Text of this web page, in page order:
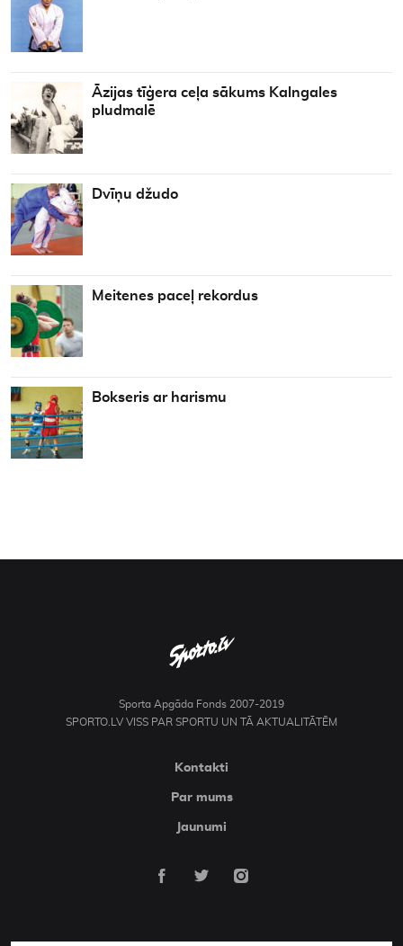
Āzijas tīģera ceļa sākums Kalngales
pludmalē
Dvīņu džudo
Meitenes paceļ rekordus
Bokseris ar harismu
Sporta Apgāda Fonds 2007-2019
SPORTO.LV VISS PAR SPORTU UN TĀ AKTUALITĀTĒM
Kontakti
Par mums
Jaunumi